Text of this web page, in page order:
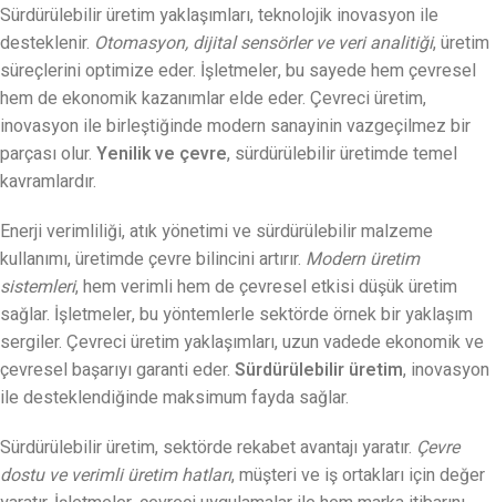
Sürdürülebilir üretim yaklaşımları, teknolojik inovasyon ile
desteklenir. Otomasyon, dijital sensörler ve veri analitiği, üretim
süreçlerini optimize eder. İşletmeler, bu sayede hem çevresel
hem de ekonomik kazanımlar elde eder. Çevreci üretim,
inovasyon ile birleştiğinde modern sanayinin vazgeçilmez bir
parçası olur. Yenilik ve çevre, sürdürülebilir üretimde temel
kavramlardır.
Enerji verimliliği, atık yönetimi ve sürdürülebilir malzeme
kullanımı, üretimde çevre bilincini artırır. Modern üretim
sistemleri, hem verimli hem de çevresel etkisi düşük üretim
sağlar. İşletmeler, bu yöntemlerle sektörde örnek bir yaklaşım
sergiler. Çevreci üretim yaklaşımları, uzun vadede ekonomik ve
çevresel başarıyı garanti eder. Sürdürülebilir üretim, inovasyon
ile desteklendiğinde maksimum fayda sağlar.
Sürdürülebilir üretim, sektörde rekabet avantajı yaratır. Çevre
dostu ve verimli üretim hatları, müşteri ve iş ortakları için değer